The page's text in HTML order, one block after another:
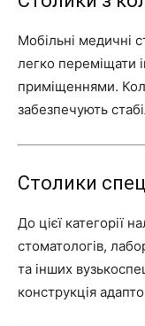
Мобільні медичні
легко переміщати
приміщеннями.
забезпечують
Столики
До цієї категорії
стоматологів,
та інших
конструкція